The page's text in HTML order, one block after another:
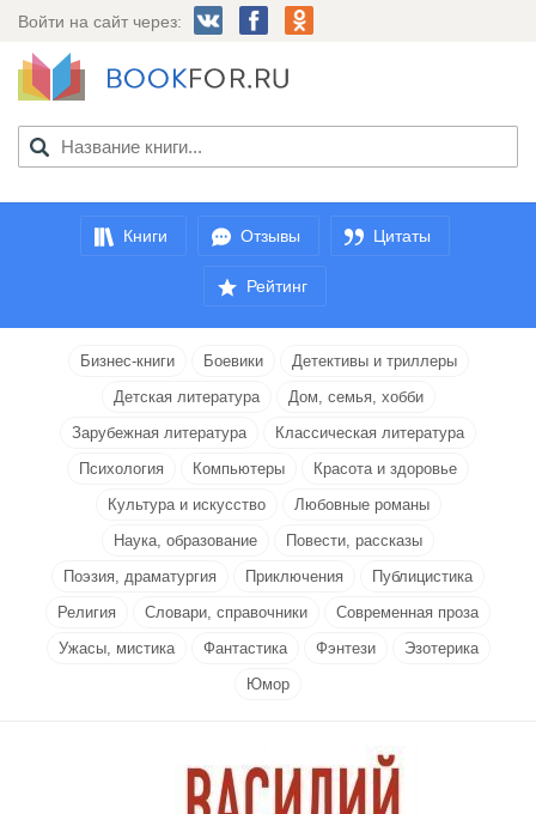
Войти на сайт через:
Книги Отзывы Цитаты
Рейтинг
Бизнес-книги Боевики
Детективы и триллеры
Детская литература
Дом, семья, хобби
Зарубежная литература
Классическая литература
Психология
Компьютеры
Красота и здоровье
Культура и искусство
Любовные романы
Наука, образование
Повести, рассказы
Поэзия, драматургия
Приключения
Публицистика
Религия
Словари, справочники
Современная проза
Ужасы, мистика
Фантастика Фэнтези
Эзотерика
Юмор